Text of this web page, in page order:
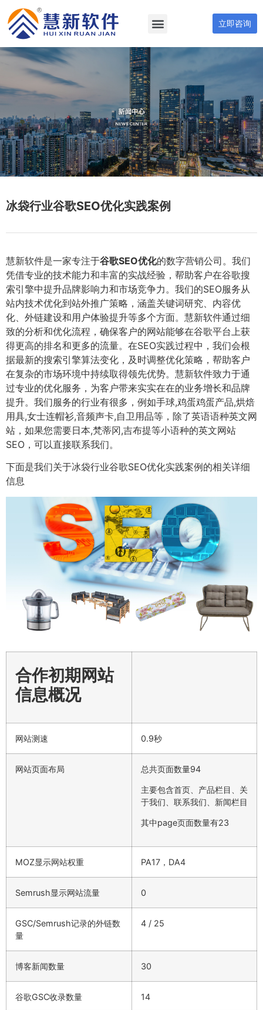
立即咨询
冰袋行业谷歌SEO优化实践案例
慧新软件是一家专注于谷歌SEO优化的数字营销公司。我们
凭借专业的技术能力和丰富的实战经验，帮助客户在谷歌搜
索引擎中提升品牌影响力和市场竞争力。我们的SEO服务从
站内技术优化到站外推广策略，涵盖关键词研究、内容优
化、外链建设和用户体验提升等多个方面。慧新软件通过细
致的分析和优化流程，确保客户的网站能够在谷歌平台上获
得更高的排名和更多的流量。在SEO实践过程中，我们会根
据最新的搜索引擎算法变化，及时调整优化策略，帮助客户
在复杂的市场环境中持续取得领先优势。慧新软件致力于通
过专业的优化服务，为客户带来实实在在的业务增长和品牌
提升。我们服务的行业有很多，例如手球,鸡蛋鸡蛋产品,烘焙​​
用具,女士连帽衫,音频声卡,自卫用品等，除了英语语种英文网
站，如果您需要日本,梵蒂冈,吉布提等小语种的英文网站
SEO，可以直接联系我们。
下面是我们关于冰袋行业谷歌SEO优化实践案例的相关详细
信息
合作初期网站
信息概况
网站测速 0.9秒
网站页面布局 总共页面数量94
主要包含首页、产品栏目、关
于我们、联系我们、新闻栏目
其中page页面数量有23
MOZ显示网站权重 PA17，DA4
Semrush显示网站流量 0
GSC/Semrush记录的外链数
量
4 / 25
博客新闻数量 30
谷歌GSC收录数量 14